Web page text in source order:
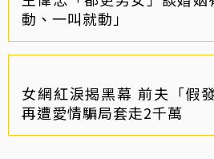
動、一叫就動」
女網紅淚揭黑幕 前夫「假
再遭愛情騙局套走2千萬